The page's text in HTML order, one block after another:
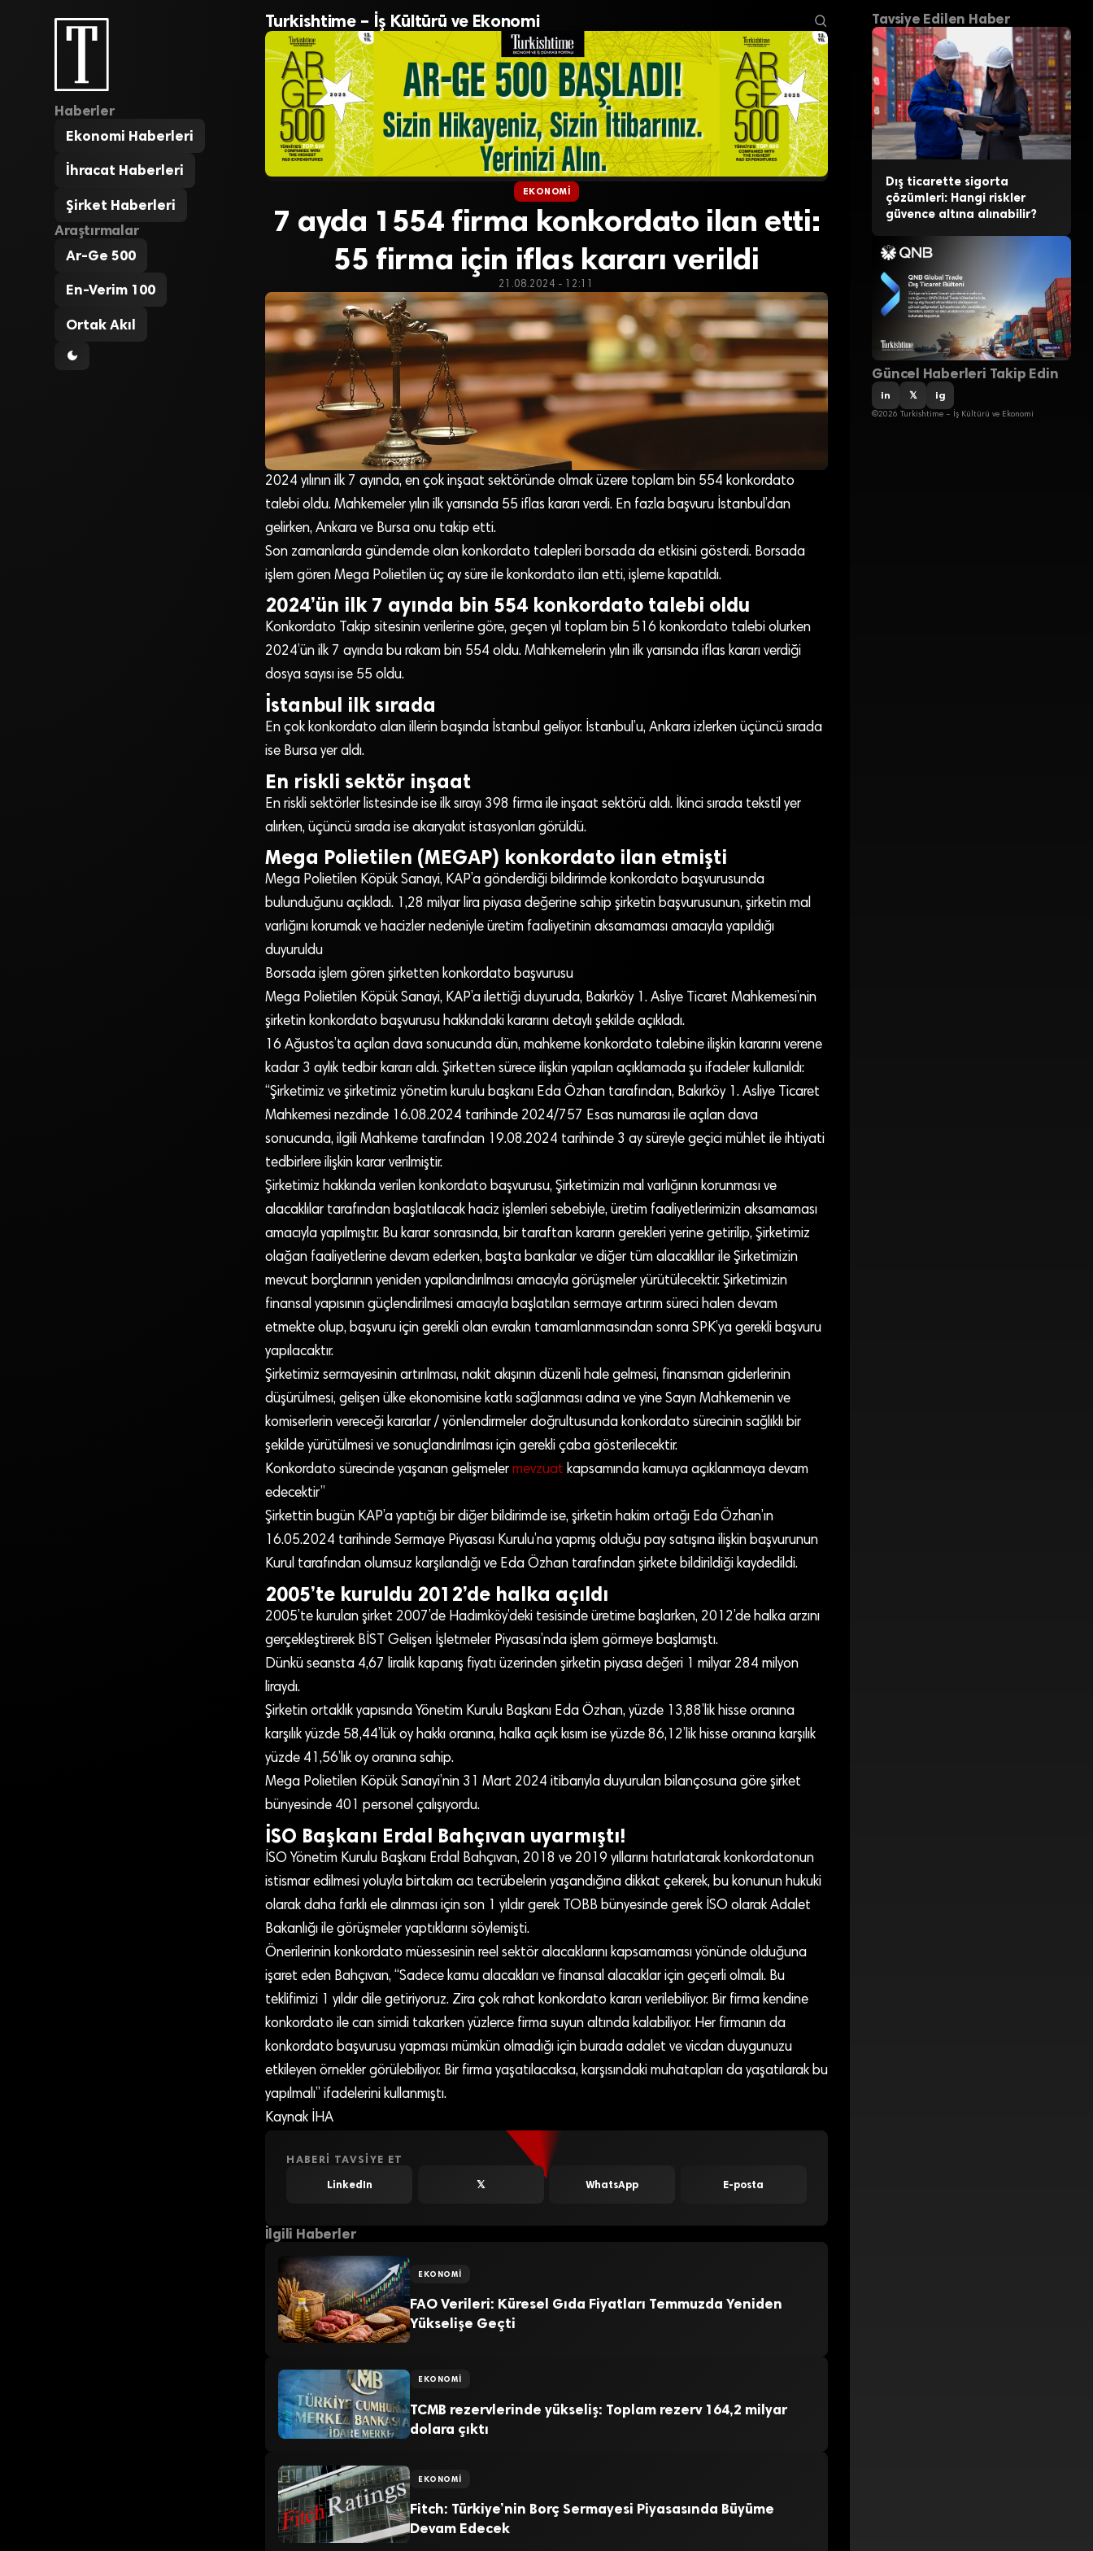
Haberler
Ekonomi Haberleri
İhracat Haberleri
Şirket Haberleri
Araştırmalar
Ar-Ge 500
En-Verim 100
Ortak Akıl
Turkishtime – İş Kültürü ve Ekonomi
EKONOMI
7 ayda 1554 firma konkordato ilan etti:
55 firma için iflas kararı verildi
21.08.2024 - 12:11
2024 yılının ilk 7 ayında, en çok inşaat sektöründe olmak üzere toplam bin 554 konkordato
talebi oldu. Mahkemeler yılın ilk yarısında 55 iflas kararı verdi. En fazla başvuru İstanbul’dan
gelirken, Ankara ve Bursa onu takip etti.
Son zamanlarda gündemde olan konkordato talepleri borsada da etkisini gösterdi. Borsada
işlem gören Mega Polietilen üç ay süre ile konkordato ilan etti, işleme kapatıldı.
2024’ün ilk 7 ayında bin 554 konkordato talebi oldu
Konkordato Takip sitesinin verilerine göre, geçen yıl toplam bin 516 konkordato talebi olurken
2024’ün ilk 7 ayında bu rakam bin 554 oldu. Mahkemelerin yılın ilk yarısında iflas kararı verdiği
dosya sayısı ise 55 oldu.
İstanbul ilk sırada
En çok konkordato alan illerin başında İstanbul geliyor. İstanbul’u, Ankara izlerken üçüncü sırada
ise Bursa yer aldı.
En riskli sektör inşaat
En riskli sektörler listesinde ise ilk sırayı 398 firma ile inşaat sektörü aldı. İkinci sırada tekstil yer
alırken, üçüncü sırada ise akaryakıt istasyonları görüldü.
Mega Polietilen (MEGAP) konkordato ilan etmişti
Mega Polietilen Köpük Sanayi, KAP’a gönderdiği bildirimde konkordato başvurusunda
bulunduğunu açıkladı. 1,28 milyar lira piyasa değerine sahip şirketin başvurusunun, şirketin mal
varlığını korumak ve hacizler nedeniyle üretim faaliyetinin aksamaması amacıyla yapıldığı
duyuruldu
Borsada işlem gören şirketten konkordato başvurusu
Mega Polietilen Köpük Sanayi, KAP’a ilettiği duyuruda, Bakırköy 1. Asliye Ticaret Mahkemesi’nin
şirketin konkordato başvurusu hakkındaki kararını detaylı şekilde açıkladı.
16 Ağustos’ta açılan dava sonucunda dün, mahkeme konkordato talebine ilişkin kararını verene
kadar 3 aylık tedbir kararı aldı. Şirketten sürece ilişkin yapılan açıklamada şu ifadeler kullanıldı:
“Şirketimiz ve şirketimiz yönetim kurulu başkanı Eda Özhan tarafından, Bakırköy 1. Asliye Ticaret
Mahkemesi nezdinde 16.08.2024 tarihinde 2024/757 Esas numarası ile açılan dava
sonucunda, ilgili Mahkeme tarafından 19.08.2024 tarihinde 3 ay süreyle geçici mühlet ile ihtiyati
tedbirlere ilişkin karar verilmiştir.
Şirketimiz hakkında verilen konkordato başvurusu, Şirketimizin mal varlığının korunması ve
alacaklılar tarafından başlatılacak haciz işlemleri sebebiyle, üretim faaliyetlerimizin aksamaması
amacıyla yapılmıştır. Bu karar sonrasında, bir taraftan kararın gerekleri yerine getirilip, Şirketimiz
olağan faaliyetlerine devam ederken, başta bankalar ve diğer tüm alacaklılar ile Şirketimizin
mevcut borçlarının yeniden yapılandırılması amacıyla görüşmeler yürütülecektir. Şirketimizin
finansal yapısının güçlendirilmesi amacıyla başlatılan sermaye artırım süreci halen devam
etmekte olup, başvuru için gerekli olan evrakın tamamlanmasından sonra SPK’ya gerekli başvuru
yapılacaktır.
Şirketimiz sermayesinin artırılması, nakit akışının düzenli hale gelmesi, finansman giderlerinin
düşürülmesi, gelişen ülke ekonomisine katkı sağlanması adına ve yine Sayın Mahkemenin ve
komiserlerin vereceği kararlar / yönlendirmeler doğrultusunda konkordato sürecinin sağlıklı bir
şekilde yürütülmesi ve sonuçlandırılması için gerekli çaba gösterilecektir.
Konkordato sürecinde yaşanan gelişmeler mevzuat kapsamında kamuya açıklanmaya devam
edecektir”
Şirkettin bugün KAP’a yaptığı bir diğer bildirimde ise, şirketin hakim ortağı Eda Özhan’ın
16.05.2024 tarihinde Sermaye Piyasası Kurulu’na yapmış olduğu pay satışına ilişkin başvurunun
Kurul tarafından olumsuz karşılandığı ve Eda Özhan tarafından şirkete bildirildiği kaydedildi.
2005’te kuruldu 2012’de halka açıldı
2005’te kurulan şirket 2007’de Hadımköy’deki tesisinde üretime başlarken, 2012’de halka arzını
gerçekleştirerek BİST Gelişen İşletmeler Piyasası’nda işlem görmeye başlamıştı.
Dünkü seansta 4,67 liralık kapanış fiyatı üzerinden şirketin piyasa değeri 1 milyar 284 milyon
liraydı.
Şirketin ortaklık yapısında Yönetim Kurulu Başkanı Eda Özhan, yüzde 13,88’lik hisse oranına
karşılık yüzde 58,44’lük oy hakkı oranına, halka açık kısım ise yüzde 86,12’lik hisse oranına karşılık
yüzde 41,56’lık oy oranına sahip.
Mega Polietilen Köpük Sanayi’nin 31 Mart 2024 itibarıyla duyurulan bilançosuna göre şirket
bünyesinde 401 personel çalışıyordu.
İSO Başkanı Erdal Bahçıvan uyarmıştı!
İSO Yönetim Kurulu Başkanı Erdal Bahçıvan, 2018 ve 2019 yıllarını hatırlatarak konkordatonun
istismar edilmesi yoluyla birtakım acı tecrübelerin yaşandığına dikkat çekerek, bu konunun hukuki
olarak daha farklı ele alınması için son 1 yıldır gerek TOBB bünyesinde gerek İSO olarak Adalet
Bakanlığı ile görüşmeler yaptıklarını söylemişti.
Önerilerinin konkordato müessesinin reel sektör alacaklarını kapsamaması yönünde olduğuna
işaret eden Bahçıvan, “Sadece kamu alacakları ve finansal alacaklar için geçerli olmalı. Bu
teklifimizi 1 yıldır dile getiriyoruz. Zira çok rahat konkordato kararı verilebiliyor. Bir firma kendine
konkordato ile can simidi takarken yüzlerce firma suyun altında kalabiliyor. Her firmanın da
konkordato başvurusu yapması mümkün olmadığı için burada adalet ve vicdan duygunuzu
etkileyen örnekler görülebiliyor. Bir firma yaşatılacaksa, karşısındaki muhatapları da yaşatılarak bu
yapılmalı” ifadelerini kullanmıştı.
Kaynak İHA
HABERI TAVSIYE ET
LinkedIn 𝕏 WhatsApp E-posta
İlgili Haberler
EKONOMI
FAO Verileri: Küresel Gıda Fiyatları Temmuzda Yeniden
Yükselişe Geçti
EKONOMI
TCMB rezervlerinde yükseliş: Toplam rezerv 164,2 milyar
dolara çıktı
EKONOMI
Fitch: Türkiye’nin Borç Sermayesi Piyasasında Büyüme
Devam Edecek
Tavsiye Edilen Haber
Dış ticarette sigorta
çözümleri: Hangi riskler
güvence altına alınabilir?
Güncel Haberleri Takip Edin
in 𝕏 ig
©2026 Turkishtime – İş Kültürü ve Ekonomi